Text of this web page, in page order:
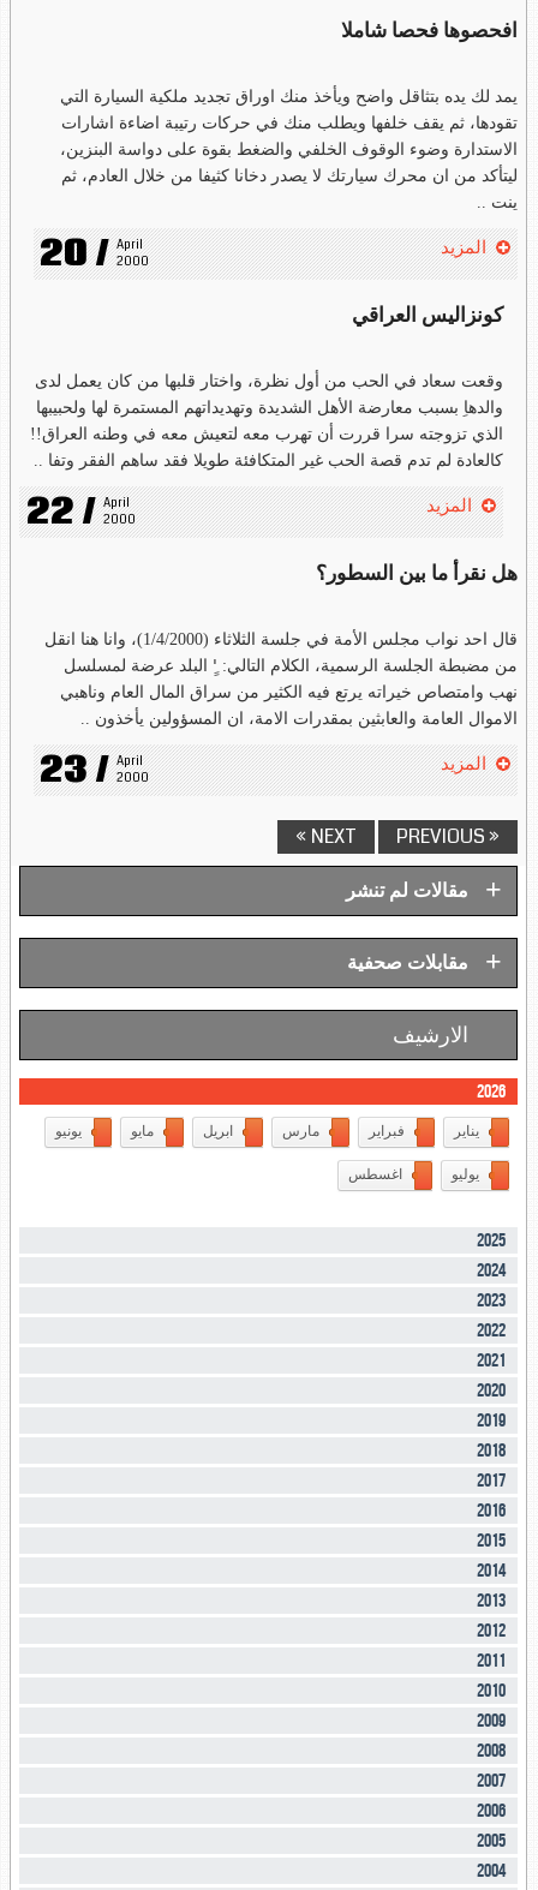
افحصوها فحصا شاملا
يمد لك يده بتثاقل واضح ويأخذ منك اوراق تجديد ملكية السيارة التي
تقودها، ثم يقف خلفها ويطلب منك في حركات رتيبة اضاءة اشارات
الاستدارة وضوء الوقوف الخلفي والضغط بقوة على دواسة البنزين،
ليتأكد من ان محرك سيارتك لا يصدر دخانا كثيفا من خلال العادم، ثم
ينت ..
20 / April
2000
المزيد
كونزاليس العراقي
وقعت سعاد في الحب من أول نظرة، واختار قلبها من كان يعمل لدى
والدهاِ بسبب معارضة الأهل الشديدة وتهديداتهم المستمرة لها ولحبيبها
الذي تزوجته سرا قررت أن تهرب معه لتعيش معه في وطنه العراق!!
كالعادة لم تدم قصة الحب غير المتكافئة طويلا فقد ساهم الفقر وتفا ..
22 / April
2000
المزيد
هل نقرأ ما بين السطور؟
قال احد نواب مجلس الأمة في جلسة الثلاثاء (1/4/2000)، وانا هنا انقل
من مضبطة الجلسة الرسمية، الكلام التالي: 'ِِ البلد عرضة لمسلسل
نهب وامتصاص خيراته يرتع فيه الكثير من سراق المال العام وناهبي
الاموال العامة والعابثين بمقدرات الامة، ان المسؤولين يأخذون ..
23 / April
2000
المزيد
« PREVIOUS
NEXT »
مقالات لم تنشر +
مقابلات صحفية +
الارشيف
2026
يناير فبراير مارس ابريل مايو يونيو
يوليو اغسطس
2025
2024
2023
2022
2021
2020
2019
2018
2017
2016
2015
2014
2013
2012
2011
2010
2009
2008
2007
2006
2005
2004